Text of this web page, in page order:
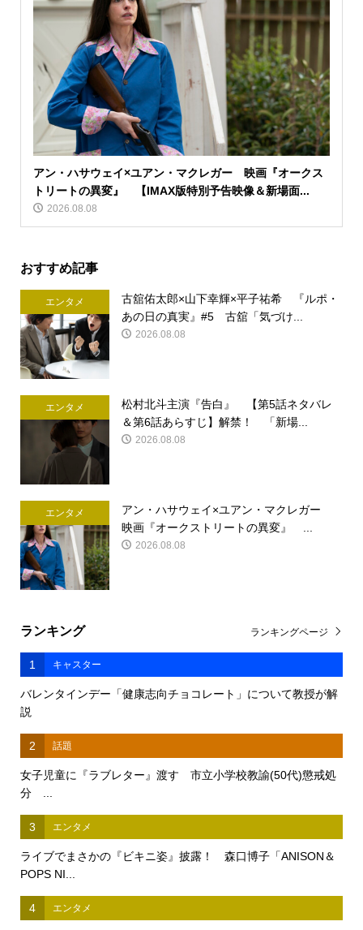
アン・ハサウェイ×ユアン・マクレガー 映画『オークス
トリートの異変』 【IMAX版特別予告映像＆新場面...
2026.08.08
おすすめ記事
エンタメ
古舘佑太郎×山下幸輝×平子祐希 『ルポ・
あの日の真実』#5 古舘「気づけ...
2026.08.08
エンタメ
松村北斗主演『告白』 【第5話ネタバレ
＆第6話あらすじ】解禁！ 「新場...
2026.08.08
エンタメ
アン・ハサウェイ×ユアン・マクレガー
映画『オークストリートの異変』 ...
2026.08.08
ランキング
1 キャスター
バレンタインデー「健康志向チョコレート」について教授が解
説
2 話題
女子児童に『ラブレター』渡す 市立小学校教諭(50代)懲戒処
分 ...
3 エンタメ
ライブでまさかの『ビキニ姿』披露！ 森口博子「ANISON＆
POPS NI...
4 エンタメ
ランキングページ